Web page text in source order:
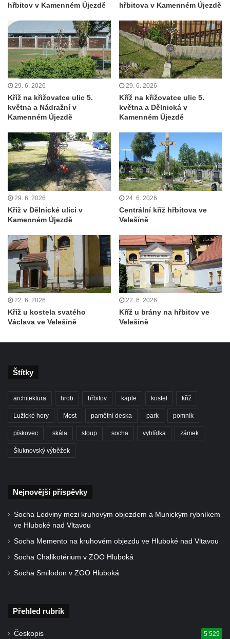
Centrální kříž na novém hřbitově ve
Kříž u kostela Nanebevzetí Panny Marie na
křížové cestě ve Vilémově
Kříž u cesty mezi Růžovou a Kamenickou
Strání
Kříž u severní zdi kostela Nalezení svatého
Kříže ve Frýdlantu
Frýdlantu
Centrální kříž hřbitova ve Sloupu v Čechách
Kříž u koryta náhonu na Chřibské Kamenici
Kříž na Strážném vrchu v Rumburku
Kříž poblíž Ovčího mostu u Tisové
Kříž u kaple svatých Cyrila a Metoděje v
Kunraticích u Šluknova
Kříž na zahradě u domu ev. č. 11 v
Kunraticích u Šluknova
Kříž naproti domu čp. 34 v Kunraticích u
Šluknova
Kříž u polní cesty mezi Šluknovem a
Knížecím
Centrální kříž bývalého hřbitova u kostela
Rychnově u Jablonce nad Nisou
Boží muka v zámeckém parku Dolního
zámku v Teplicích nad Metují
Kříž na náměstí Aloise Jiráska v Teplicích
nad Metují
Kříž před kostelem Panny Marie Pomocné v
Antoníčka v Teplicích nad Metují
hřbitov v Kamenném Újezdě
hřbitova v Kamenném Újezdě
29. 6. 2026
Kříž na křižovatce ulic 5.
května a Nádražní v
Kamenném Újezdě
29. 6. 2026
Kříž na křižovatce ulic 5.
května a Dělnická v
Kamenném Újezdě
29. 6. 2026
Kříž v Dělnické ulici v
Kamenném Újezdě
24. 6. 2026
Centrální kříž hřbitova ve
Velešíně
22. 6. 2026
Kříž u kostela svatého
Václava ve Velešíně
22. 6. 2026
Kříž u brány na hřbitov ve
Velešíně
Štítky
architektura hrob hřbitov kaple kostel kříž
Lužické hory Most pamětní deska park pomník
pískovec skála sloup socha vyhlídka zámek
Šluknovský výběžek
Nejnovější příspěvky
Socha Ledviny mezi kruhovým objezdem a Munickým rybníkem
ve Hluboké nad Vltavou
Socha Memento na kruhovém objezdu ve Hluboké nad Vltavou
Socha Chalikotérium v ZOO Hluboká
Socha Smilodon v ZOO Hluboká
Přehled rubrik
Českopis 5 529